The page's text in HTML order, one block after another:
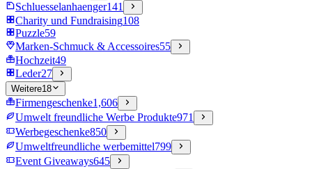
Schluesselanhaenger141
Charity und Fundraising108
Puzzle59
Marken-Schmuck & Accessoires55
Hochzeit49
Leder27
Weitere18
Firmengeschenke1,606
Umwelt freundliche Werbe Produkte971
Werbegeschenke850
Umweltfreundliche werbemittel799
Event Giveaways645